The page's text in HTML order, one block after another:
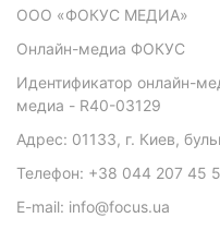
ООО «ФОКУС МЕДИА»
Онлайн-медиа ФОКУС
Идентификатор онлайн-
медиа - R40-03129
Адрес: 01133, г. Киев,
Телефон: +38 044 207 45
E-mail: info@focus.ua